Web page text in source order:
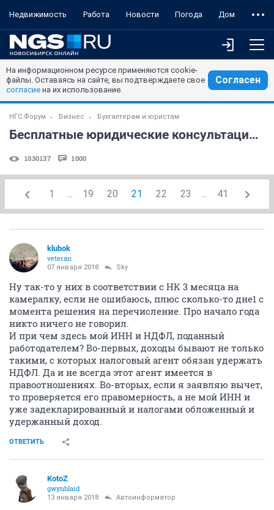
Недвижимость Работа Новости Погода Дом
На информационном ресурсе применяются cookie-
файлы. Оставаясь на сайте, вы подтверждаете свое
согласие на их использование.
Согласен
НГС.Форум Бизнес Бухгалтерам и юристам
Бесплатные юридические консультации (часть 5)
1030137 1000
1 ... 19 20 21 22 23 ... 41
klubok
veteran
07 января 2018 Sky
Ну так-то у них в соответствии с НК 3 месяца на
камералку, если не ошибаюсь, плюс сколько-то дне1 с
момента решения на перечисление. Про начало года
никто ничего не говорил.
И при чем здесь мой ИНН и НДФЛ, поданный
работодателем? Во-первых, доходы бывают не только
такими, с которых налоговый агент обязан удержать
НДФЛ. Да и не всегда этот агент имеется в
правоотношениях. Во-вторых, если я заявляю вычет,
то проверяется его правомерность, а не мой ИНН и
уже задекларированный и налогами обложенный и
удержанный доход.
ОТВЕТИТЬ
KotoZ
gwynblaid
13 января 2018 Автоинформатор